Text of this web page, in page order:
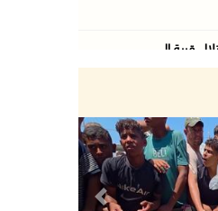
قرية ال ...
بكرة القدم ...
Previous